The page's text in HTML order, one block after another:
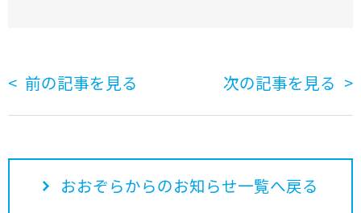
前の記事を見る 次の記事を見る
おおぞらからのお知らせ一覧へ戻る